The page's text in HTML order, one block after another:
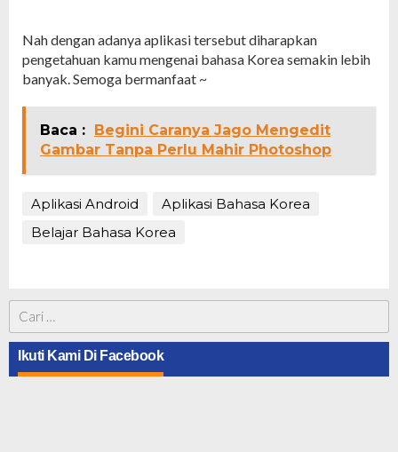
Nah dengan adanya aplikasi tersebut diharapkan
pengetahuan kamu mengenai bahasa Korea semakin lebih
banyak. Semoga bermanfaat ~
Baca :
Begini Caranya Jago Mengedit
Gambar Tanpa Perlu Mahir Photoshop
Aplikasi Android
Aplikasi Bahasa Korea
Belajar Bahasa Korea
Cari
untuk:
Ikuti Kami Di Facebook